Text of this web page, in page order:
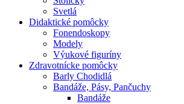
Svetlá
Didaktické pomôcky
Fonendoskopy
Modely
Výukové figuríny
Zdravotnícke pomôcky
Barly Chodidlá
Bandáže, Pásy, Pančuchy
Bandáže